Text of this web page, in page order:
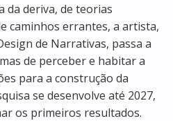
da deriva, de teorias
caminhos errantes, a artista,
de Narrativas, passa a
de perceber e habitar a
para a construção da
se desenvolve até 2027,
os primeiros resultados.